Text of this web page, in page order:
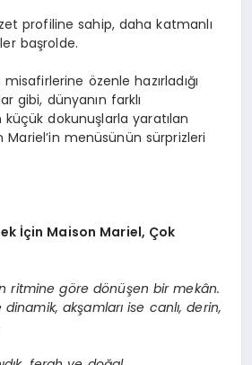
profiline sahip, daha katmanlı
başrolde.
özenle hazırladığı
gibi, dünyanın farklı
dokunuşlarla yaratılan
menüsünün sürprizleri
İçin Maison Mariel, Çok
ritmine göre dönüşen bir mekân.
dinamik, akşamlarıise canlı, derin,